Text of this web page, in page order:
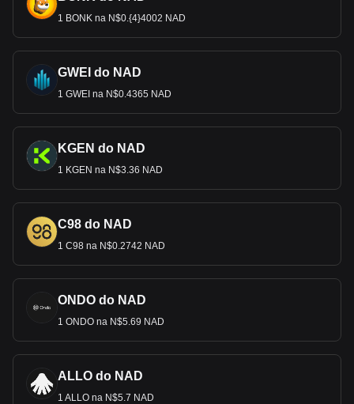
1 BONK na N$0.{4}4002 NAD
GWEI do NAD
1 GWEI na N$0.4365 NAD
KGEN do NAD
1 KGEN na N$3.36 NAD
C98 do NAD
1 C98 na N$0.2742 NAD
ONDO do NAD
1 ONDO na N$5.69 NAD
ALLO do NAD
1 ALLO na N$5.7 NAD